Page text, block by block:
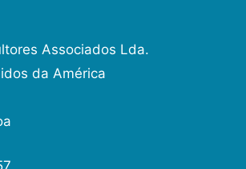
Associados Lda.
da América